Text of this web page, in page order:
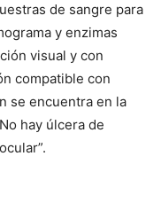
de sangre para
y enzimas
visual y con
compatible con
se encuentra en la
hay úlcera de